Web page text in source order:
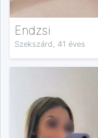
Endzsi
Szekszárd, 41 éves